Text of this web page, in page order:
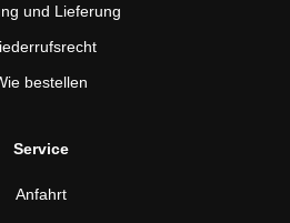
und Lieferung
bestellen
Service
Anfahrt